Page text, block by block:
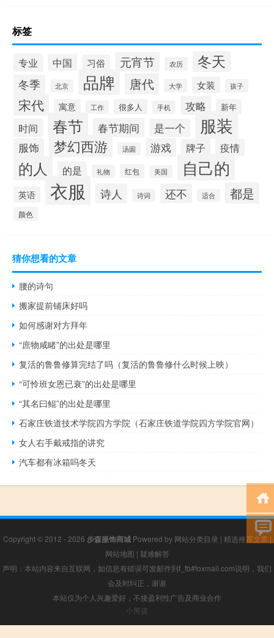
标签
专业 中国 习俗 元宵节 农历 冬天
冬季 北京 品牌 唐代 大学 女装 孩子
宋代 寓意 工作 很多人 手机 攻略 新年
时间 春节 春节期间 是一个 服装
服饰 梦幻西游 汤圆 游戏 牌子 疫情
的人 的是 礼物 红包 美国 自己的
英语 衣服 诗人 诗词 还不 适合 都是
颜色
猜你想看的文章
腰的诗句
搬家提前铺床好吗
如何感谢对方拜年
“庶物咸睹”的出处是哪里
复活的鲁鲁修算完结了吗（复活的鲁鲁修什么时候上映）
“可怜班女恩已衰”的出处是哪里
“其名曰鲲”的出处是哪里
石家庄铁道技术学院四方学院（石家庄铁道学院四方学院官网）
女人右手戴戒指的讲究
汽车都有冰箱吗冬天
Copyright © 2012 - 2026 步森服饰商城Powered by 网站分类目录 | 精选推荐文章 |
网站地图 | 疑难解答
声明：本站内容来自互联网，如信息有错误可发邮件到f_fb#foxmail.com说明，我们
会及时纠正，谢谢
本站仅为个人兴趣爱好，不接盈利性广告及商业合作
小男孩